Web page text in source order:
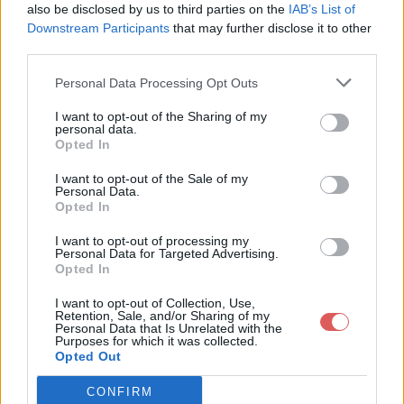
also be disclosed by us to third parties on the IAB’s List of
Downstream Participants that may further disclose it to other
Personal Data Processing Opt Outs
I want to opt-out of the Sharing of my
personal data.
Opted In
I want to opt-out of the Sale of my
Personal Data.
Opted In
I want to opt-out of processing my
Personal Data for Targeted Advertising.
Opted In
I want to opt-out of Collection, Use,
Retention, Sale, and/or Sharing of my
Personal Data that Is Unrelated with the
Purposes for which it was collected.
Opted Out
CONFIRM
Partager le fichier Cours -
Licence 1.zip sur le Web et les
réseaux sociaux:
Télécharger le fichier Cours - Lic
ence 1.zip